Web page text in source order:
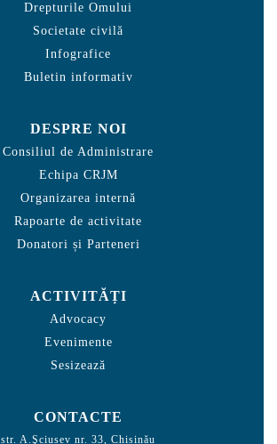
Drepturile Omului
Societate civilă
Infografice
Buletin informativ
DESPRE NOI
Consiliul de Administrare
Echipa CRJM
Organizarea internă
Rapoarte de activitate
Donatori și Parteneri
ACTIVITĂȚI
Advocacy
Evenimente
Sesizează
CONTACTE
str. A.Şciusev nr. 33, Chișinău